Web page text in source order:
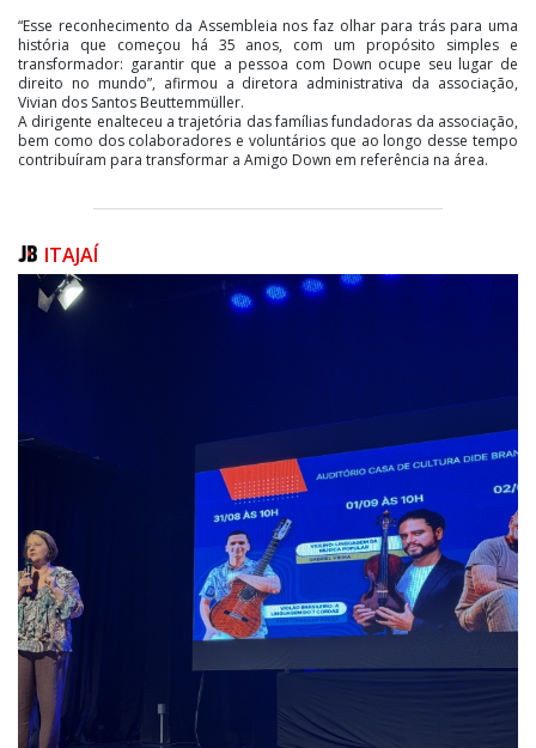
“Esse reconhecimento da Assembleia nos faz olhar para trás para uma
história que começou há 35 anos, com um propósito simples e
transformador: garantir que a pessoa com Down ocupe seu lugar de
direito no mundo”, afirmou a diretora administrativa da associação,
Vivian dos Santos Beuttemmüller.
A dirigente enalteceu a trajetória das famílias fundadoras da associação,
bem como dos colaboradores e voluntários que ao longo desse tempo
contribuíram para transformar a Amigo Down em referência na área.
e do afeto”, completou.
Referência para muitas famílias
Em nome dos homenageados, Marcos Antônio Costa, diretor da
Fundação Brasileira das Associações da Síndrome de Down, também
“Um grupo de pais não aceitou o isolamento para seus filhos. Onde o
mundo via limites, eles enxergaram potencial e oportunidades”, declarou
“A Amigo Down é um porto seguro para muitas famílias, único alento e
fonte de informação. Gente de todo o estado, sem saber o que fazer
quando recebem o diagnóstico, encontram esperança e amor.”
Costa também destacou os desafios das associações que atendem as
pessoas com Down, comuns a todo o terceiro setor: a sustentabilidade
financeira, a necessidade de mais voluntários e o envelhecimento dessa
parcela da população.
Defesa dos direitos das pessoas com deficiência
O conselheiro do Tribunal de Contas do Estado (TCE-SC) e ex-deputado
estadual José Nei Ascari, que foi homenageado pelo seu trabalho em
prol das pessoas com deficiência no período em que esteve na Alesc,
ITAJAÍ